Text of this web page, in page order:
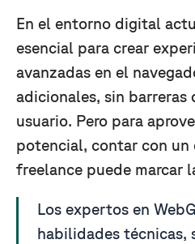
En el entorno digital
esencial para crear
avanzadas en el
adicionales, sin barreras
usuario. Pero para
potencial, contar con un
freelance puede marcar
Los expertos en
habilidades técnicas,